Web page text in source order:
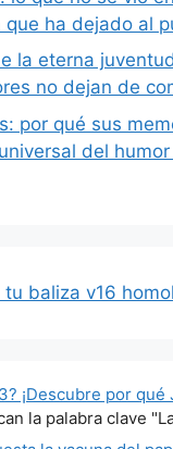
que ha dejado al
la eterna
no dejan de
por qué sus
del
baliza v16
¡Descubre por
la palabra clave